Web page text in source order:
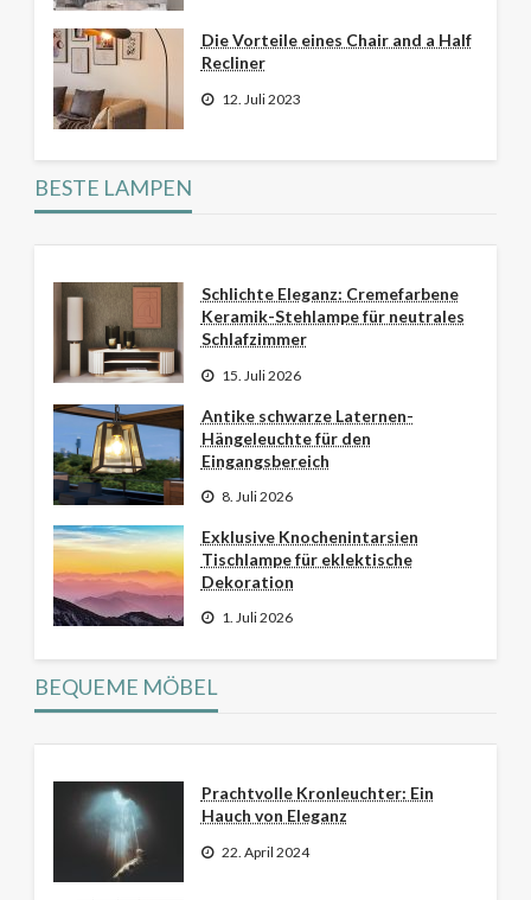
Die Vorteile eines Chair and a Half
Recliner
12. Juli 2023
BESTE LAMPEN
Schlichte Eleganz: Cremefarbene
Keramik-Stehlampe für neutrales
Schlafzimmer
15. Juli 2026
Antike schwarze Laternen-
Hängeleuchte für den
Eingangsbereich
8. Juli 2026
Exklusive Knochenintarsien
Tischlampe für eklektische
Dekoration
1. Juli 2026
BEQUEME MÖBEL
Prachtvolle Kronleuchter: Ein
Hauch von Eleganz
22. April 2024